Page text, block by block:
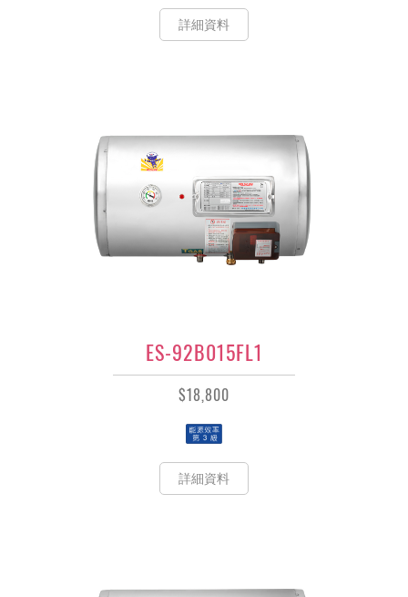
詳細資料
ES-92B015FL1
$18,800
詳細資料